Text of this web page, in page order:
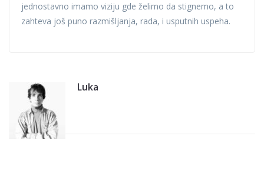
jednostavno imamo viziju gde želimo da stignemo, a to
zahteva još puno razmišljanja, rada, i usputnih uspeha.
Luka